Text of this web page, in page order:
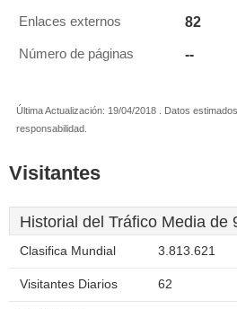
Enlaces externos 82
Número de páginas --
Última Actualización: 19/04/2018 . Datos
responsabilidad.
Visitantes
Historial del Tráfico Media de
Clasifica Mundial 3.813.621
Visitantes Diarios 62